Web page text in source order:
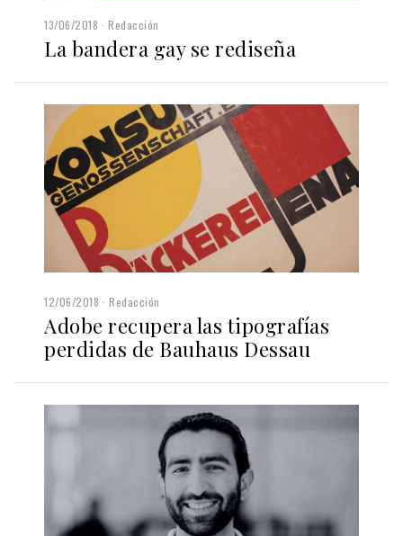
13/06/2018 Redacción
La bandera gay se rediseña
12/06/2018 Redacción
Adobe recupera las tipografías
perdidas de Bauhaus Dessau